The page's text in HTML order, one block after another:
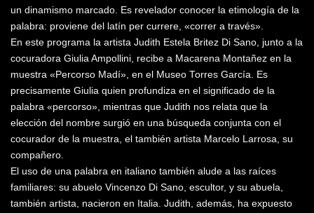
un dinamismo marcado. Es revelador conocer la etimología de la
palabra: proviene del latín per currere, «correr a través».
En este programa la artista Judith Estela Britez Di Sano, junto a la
cocuradora Giulia Ampollini, recibe a Macarena Montañez en la
muestra «Percorso Madí», en el Museo Torres García. Es
precisamente Giulia quien profundiza en el significado de la
palabra «percorso», mientras que Judith nos relata que la
elección del nombre surgió en una búsqueda conjunta con el
cocurador de la muestra, el también artista Marcelo Larrosa, su
compañero.
El uso de una palabra en italiano también alude a las raíces
familiares: su abuelo Vincenzo Di Sano, escultor, y su abuela,
también artista, nacieron en Italia. Judith, además, ha expuesto